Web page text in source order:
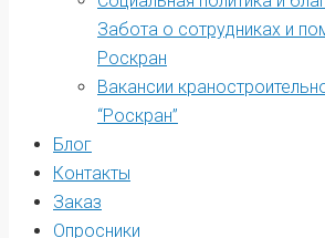
Забота о сотрудниках и
Роскран
Вакансии
“Роскран”
Блог
Контакты
Заказ
Опросники